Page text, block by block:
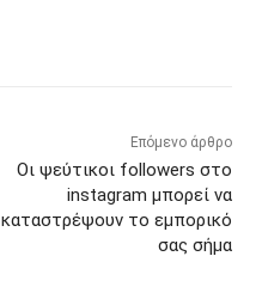
Επόμενο άρθρο
Οι ψεύτικοι followers στο
instagram μπορεί να
καταστρέψουν το εμπορικό
σας σήμα